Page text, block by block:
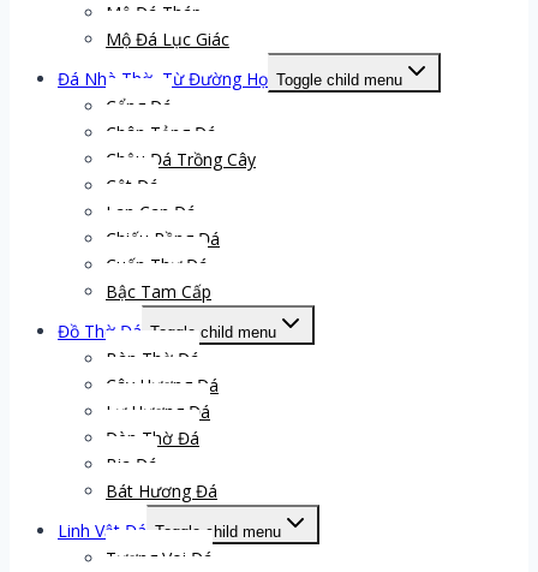
Mộ Đá Tháp
Mộ Đá Lục Giác
Đá Nhà Thờ, Từ Đường Họ Toggle child menu
Cổng Đá
Chân Tảng Đá
Chậu Đá Trồng Cây
Cột Đá
Lan Can Đá
Chiếu Rồng Đá
Cuốn Thư Đá
Bậc Tam Cấp
Đồ Thờ Đá Toggle child menu
Bàn Thờ Đá
Cây Hương Đá
Lư Hương Đá
Đèn Thờ Đá
Bia Đá
Bát Hương Đá
Linh Vật Đá Toggle child menu
Tượng Voi Đá